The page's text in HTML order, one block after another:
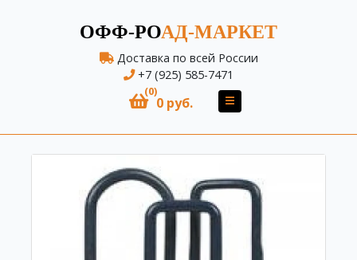
ОФФ-РОАД-МАРКЕТ
Доставка по всей России
+7 (925) 585-7471
(0)
0 руб.